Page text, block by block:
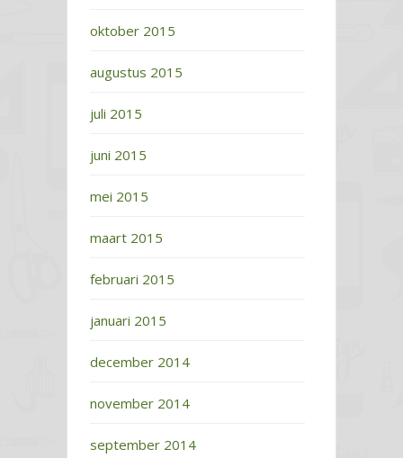
oktober 2015
augustus 2015
juli 2015
juni 2015
mei 2015
maart 2015
februari 2015
januari 2015
december 2014
november 2014
september 2014